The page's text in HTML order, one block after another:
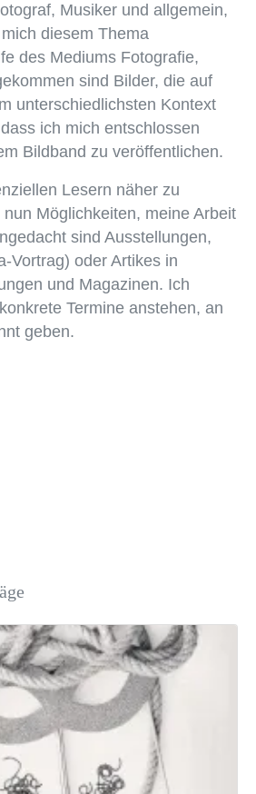
Musiker und allgemein,
diesem Thema
des Mediums Fotografie,
sind Bilder, die auf
unterschiedlichsten Kontext
ich mich entschlossen
Bildband zu veröffentlichen.
Lesern näher zu
Möglichkeiten, meine Arbeit
sind Ausstellungen,
Vortrag) oder Artikes in
und Magazinen. Ich
Termine anstehen, an
geben.